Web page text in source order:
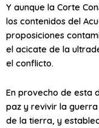
Y aunque la Corte
los contenidos del
proposiciones
el acicate de la
el conflicto.
En provecho de esta
paz y revivir la
de la tierra, y